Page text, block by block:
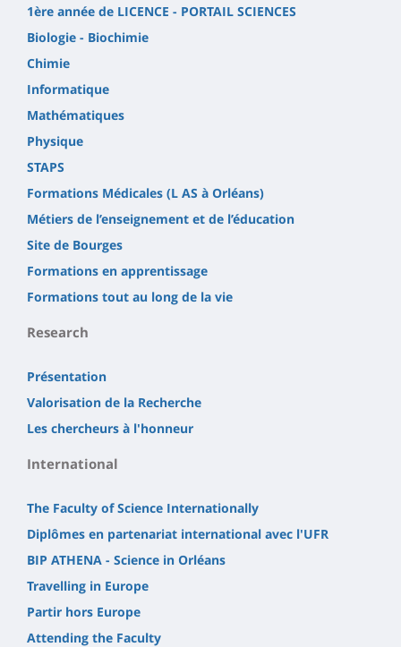
1ère année de LICENCE - PORTAIL SCIENCES
Biologie - Biochimie
Chimie
Informatique
Mathématiques
Physique
STAPS
Formations Médicales (L AS à Orléans)
Métiers de l’enseignement et de l’éducation
Site de Bourges
Formations en apprentissage
Formations tout au long de la vie
Research
Présentation
Valorisation de la Recherche
Les chercheurs à l'honneur
International
The Faculty of Science Internationally
Diplômes en partenariat international avec l'UFR
BIP ATHENA - Science in Orléans
Travelling in Europe
Partir hors Europe
Attending the Faculty